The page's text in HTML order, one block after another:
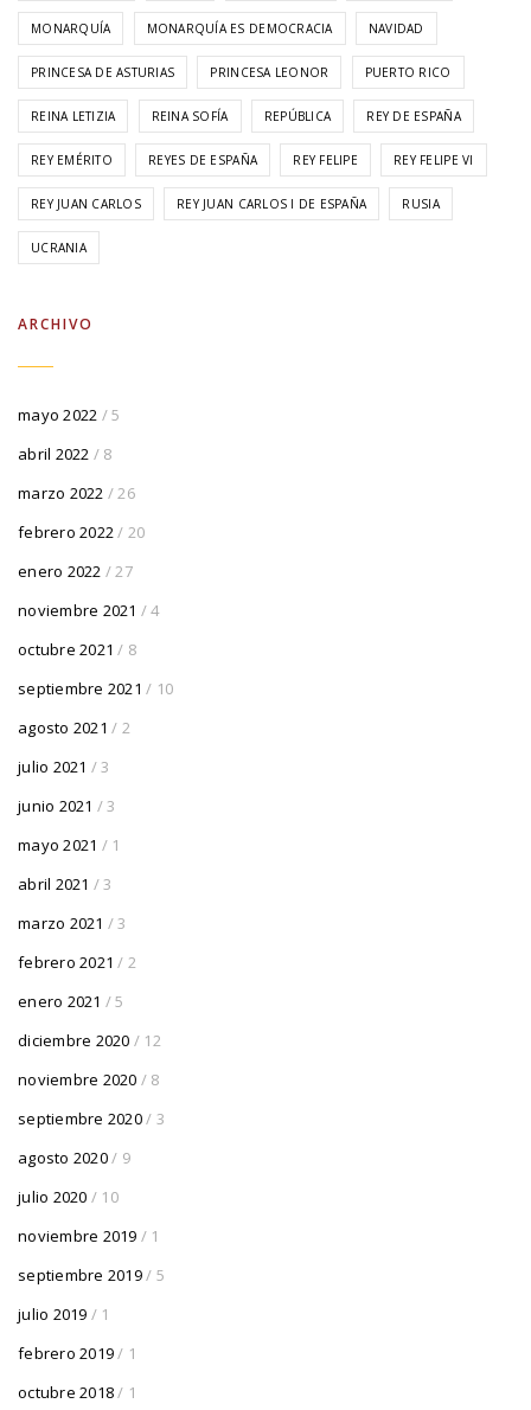
MONARQUÍA MONARQUÍA ES DEMOCRACIA NAVIDAD
PRINCESA DE ASTURIAS PRINCESA LEONOR PUERTO RICO
REINA LETIZIA REINA SOFÍA REPÚBLICA REY DE ESPAÑA
REY EMÉRITO REYES DE ESPAÑA REY FELIPE REY FELIPE VI
REY JUAN CARLOS REY JUAN CARLOS I DE ESPAÑA RUSIA
UCRANIA
ARCHIVO
mayo 2022 / 5
abril 2022 / 8
marzo 2022 / 26
febrero 2022/ 20
enero 2022 / 27
noviembre 2021 / 4
octubre 2021 / 8
septiembre 2021 / 10
agosto 2021 / 2
julio 2021 / 3
junio 2021 / 3
mayo 2021 / 1
abril 2021 / 3
marzo 2021 / 3
febrero 2021 / 2
enero 2021 / 5
diciembre 2020 / 12
noviembre 2020 / 8
septiembre 2020/ 3
agosto 2020/ 9
julio 2020 / 10
noviembre 2019 / 1
septiembre 2019/ 5
julio 2019 / 1
febrero 2019/ 1
octubre 2018/ 1